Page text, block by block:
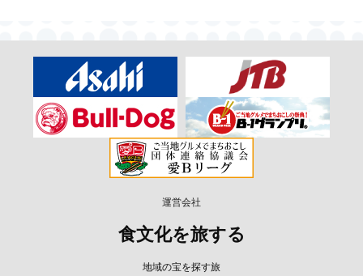
運営会社
食文化を旅する
地域の宝を探す旅